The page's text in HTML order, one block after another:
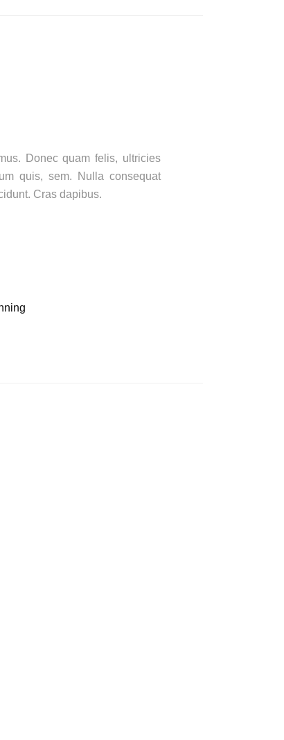
Donec quam felis, ultricies
quis, sem. Nulla consequat
Cras dapibus.